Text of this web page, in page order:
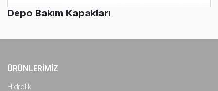
Depo Bakım Kapakları
ÜRÜNLERIMIZ
Hidrolik